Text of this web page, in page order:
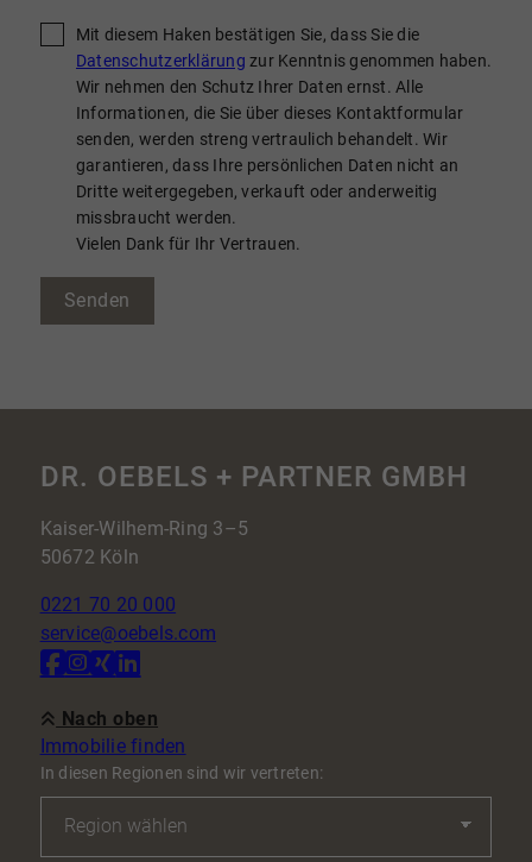
Mit diesem Haken bestätigen Sie, dass Sie die
Datenschutzerklärung zur Kenntnis genommen haben.
Wir nehmen den Schutz Ihrer Daten ernst. Alle
Informationen, die Sie über dieses Kontaktformular
senden, werden streng vertraulich behandelt. Wir
garantieren, dass Ihre persönlichen Daten nicht an
Dritte weitergegeben, verkauft oder anderweitig
missbraucht werden.
Vielen Dank für Ihr Vertrauen.
Senden
DR. OEBELS + PARTNER GMBH
Kaiser-Wilhem-Ring 3–5
50672 Köln
0221 70 20 000
service@oebels.com
In diesen Regionen sind wir vertreten:
Nach oben
Immobilie finden